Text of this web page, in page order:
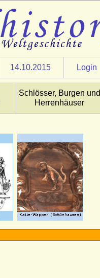
14.10.2015 Login
Schlösser, Burgen und
Herrenhäuser